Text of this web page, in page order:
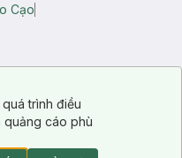
Cạo
trình điều
cáo phù